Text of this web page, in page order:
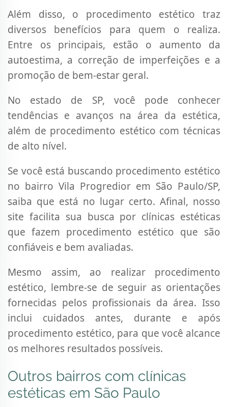
Além disso, o procedimento estético traz
diversos benefícios para quem o realiza.
Entre os principais, estão o aumento da
autoestima, a correção de imperfeições e a
promoção de bem-estar geral.
No estado de SP, você pode conhecer
tendências e avanços na área da estética,
além de procedimento estético com técnicas
de alto nível.
Se você está buscando procedimento estético
no bairro Vila Progredior em São Paulo/SP,
saiba que está no lugar certo. Afinal, nosso
site facilita sua busca por clínicas estéticas
que fazem procedimento estético que são
confiáveis e bem avaliadas.
Mesmo assim, ao realizar procedimento
estético, lembre-se de seguir as orientações
fornecidas pelos profissionais da área. Isso
inclui cuidados antes, durante e após
procedimento estético, para que você alcance
os melhores resultados possíveis.
Outros bairros com clínicas
estéticas em São Paulo